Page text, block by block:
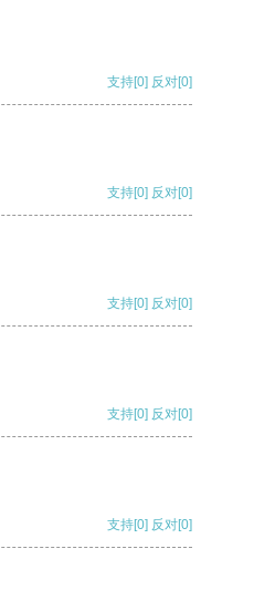
支持[0] 反对[0]
支持[0] 反对[0]
支持[0] 反对[0]
支持[0] 反对[0]
支持[0] 反对[0]